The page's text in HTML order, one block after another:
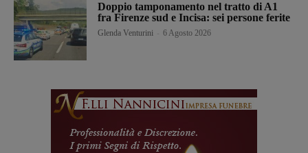
Doppio tamponamento nel tratto di A1
fra Firenze sud e Incisa: sei persone ferite
Glenda Venturini 6 Agosto 2026